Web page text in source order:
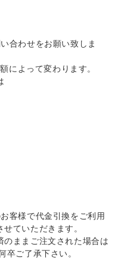
合わせをお願い致しま
によって変わります。
客様で代金引換をご利用
ていただきます。
ままご注文された場合は
ご了承下さい。